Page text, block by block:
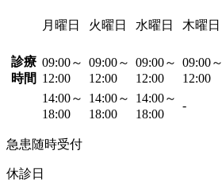
月曜日 火曜日 水曜日 木曜日
診療
時間
09:00～
12:00
09:00～
12:00
09:00～
12:00
09:00～
12:00
14:00～
18:00
14:00～
18:00
14:00～
18:00
-
急患随時受付
休診日